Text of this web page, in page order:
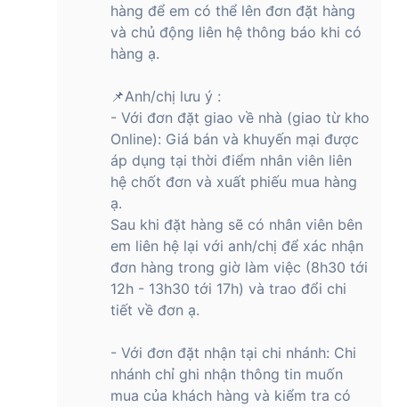
hàng để em có thể lên đơn đặt hàng
và chủ động liên hệ thông báo khi có
hàng ạ.
📌Anh/chị lưu ý :
- Với đơn đặt giao về nhà (giao từ kho
Online): Giá bán và khuyến mại được
áp dụng tại thời điểm nhân viên liên
hệ chốt đơn và xuất phiếu mua hàng
ạ.
Sau khi đặt hàng sẽ có nhân viên bên
em liên hệ lại với anh/chị để xác nhận
đơn hàng trong giờ làm việc (8h30 tới
12h - 13h30 tới 17h) và trao đổi chi
tiết về đơn ạ.
- Với đơn đặt nhận tại chi nhánh: Chi
nhánh chỉ ghi nhận thông tin muốn
mua của khách hàng và kiểm tra có